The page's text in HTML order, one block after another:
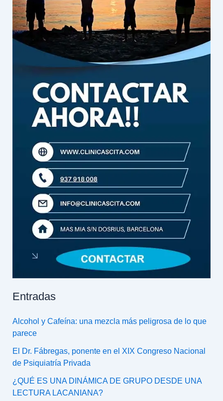
Entradas
Alcohol y Cafeína: una mezcla más peligrosa de lo que
parece
El Dr. Fábregas, ponente en el XIX Congreso Nacional
de Psiquiatría Privada
¿QUÉ ES UNA DINÁMICA DE GRUPO DESDE UNA
LECTURA LACANIANA?